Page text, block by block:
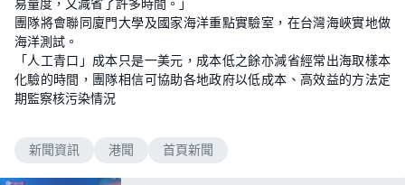
易量度，又減省了許多時間。」
團隊將會聯同廈門大學及國家海洋重點實驗室，在台灣海峽實地做
海洋測試。
「人工青口」成本只是一美元，成本低之餘亦減省經常出海取樣本
化驗的時間，團隊相信可協助各地政府以低成本、高效益的方法定
期監察核污染情況
新聞資訊 港聞 首頁新聞